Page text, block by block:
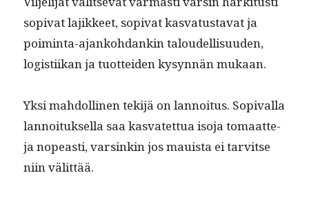
sopi­vat lajik­keet, sopi­vat kas­va­tus­ta­vat ja
poim­inta-ajanko­hdankin taloudel­lisu­u­den,
logis­ti­ikan ja tuot­tei­den kysyn­nän mukaan.
Yksi mah­dolli­nen tek­i­jä on lan­noi­tus. Sopi­val­la
lan­noituk­sel­la saa kas­vatet­tua iso­ja tomaat­te­
ja nopeasti, varsinkin jos mauista ei tarvitse
niin välittää.